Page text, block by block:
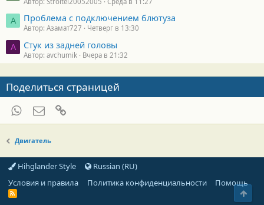
А Проблема с подключением блютуза
Автор: Азамат727 Четверг в 13:30
A Стук из задней головы
Автор: avchumik Вчера в 21:32
Поделиться страницей
WhatsAppЭлектронная почта
Двигатель
Hihglander Style
Russian (RU)
Условия и правила
Политика конфиденциальности Помощь
R